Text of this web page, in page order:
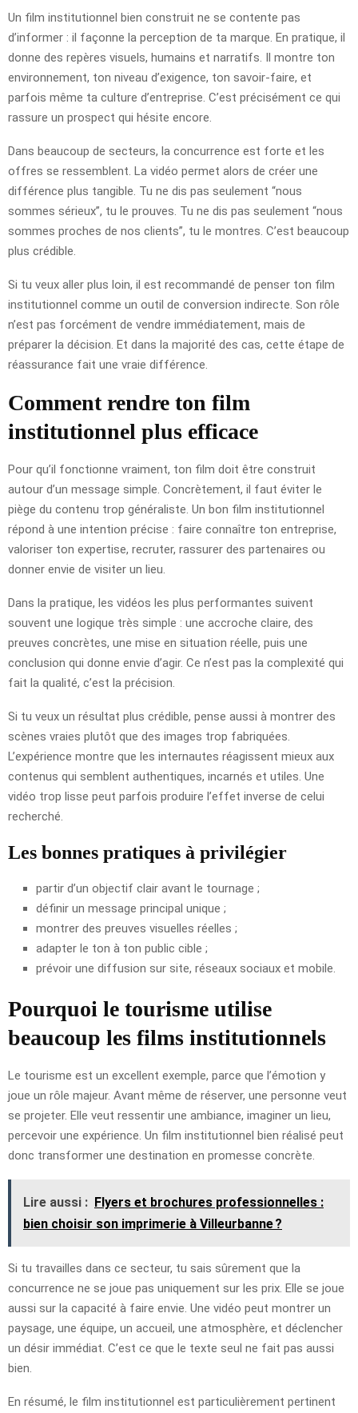
Un film institutionnel bien construit ne se contente pas
d’informer : il façonne la perception de ta marque. En pratique, il
donne des repères visuels, humains et narratifs. Il montre ton
environnement, ton niveau d’exigence, ton savoir-faire, et
parfois même ta culture d’entreprise. C’est précisément ce qui
rassure un prospect qui hésite encore.
Dans beaucoup de secteurs, la concurrence est forte et les
offres se ressemblent. La vidéo permet alors de créer une
différence plus tangible. Tu ne dis pas seulement “nous
sommes sérieux”, tu le prouves. Tu ne dis pas seulement “nous
sommes proches de nos clients”, tu le montres. C’est beaucoup
plus crédible.
Si tu veux aller plus loin, il est recommandé de penser ton film
institutionnel comme un outil de conversion indirecte. Son rôle
n’est pas forcément de vendre immédiatement, mais de
préparer la décision. Et dans la majorité des cas, cette étape de
réassurance fait une vraie différence.
Comment rendre ton film
institutionnel plus efficace
Pour qu’il fonctionne vraiment, ton film doit être construit
autour d’un message simple. Concrètement, il faut éviter le
piège du contenu trop généraliste. Un bon film institutionnel
répond à une intention précise : faire connaître ton entreprise,
valoriser ton expertise, recruter, rassurer des partenaires ou
donner envie de visiter un lieu.
Dans la pratique, les vidéos les plus performantes suivent
souvent une logique très simple : une accroche claire, des
preuves concrètes, une mise en situation réelle, puis une
conclusion qui donne envie d’agir. Ce n’est pas la complexité qui
fait la qualité, c’est la précision.
Si tu veux un résultat plus crédible, pense aussi à montrer des
scènes vraies plutôt que des images trop fabriquées.
L’expérience montre que les internautes réagissent mieux aux
contenus qui semblent authentiques, incarnés et utiles. Une
vidéo trop lisse peut parfois produire l’effet inverse de celui
recherché.
Les bonnes pratiques à privilégier
partir d’un objectif clair avant le tournage ;
définir un message principal unique ;
montrer des preuves visuelles réelles ;
adapter le ton à ton public cible ;
prévoir une diffusion sur site, réseaux sociaux et mobile.
Pourquoi le tourisme utilise
beaucoup les films institutionnels
Le tourisme est un excellent exemple, parce que l’émotion y
joue un rôle majeur. Avant même de réserver, une personne veut
se projeter. Elle veut ressentir une ambiance, imaginer un lieu,
percevoir une expérience. Un film institutionnel bien réalisé peut
donc transformer une destination en promesse concrète.
Lire aussi : Flyers et brochures professionnelles :
bien choisir son imprimerie à Villeurbanne ?
Si tu travailles dans ce secteur, tu sais sûrement que la
concurrence ne se joue pas uniquement sur les prix. Elle se joue
aussi sur la capacité à faire envie. Une vidéo peut montrer un
paysage, une équipe, un accueil, une atmosphère, et déclencher
un désir immédiat. C’est ce que le texte seul ne fait pas aussi
bien.
En résumé, le film institutionnel est particulièrement pertinent